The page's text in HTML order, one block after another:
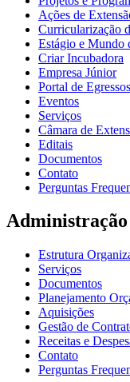
Ações de
Curricularização
Estágio e Mundo
Criar Incubadora
Empresa Júnior
Portal de Egressos
Eventos
Serviços
Câmara de
Editais
Documentos
Contato
Perguntas
Administração
Estrutura
Serviços
Documentos
Planejamento
Aquisições
Gestão de
Receitas e
Contato
Perguntas